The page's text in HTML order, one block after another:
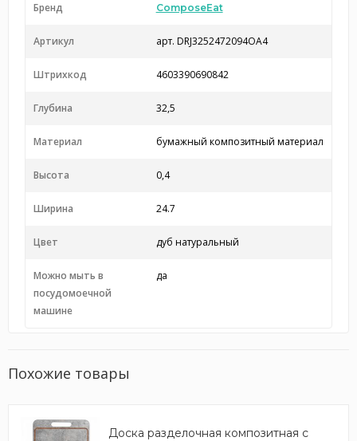
Бренд ComposeEat
Артикул арт. DRJ3252472094OA4
Штрихкод 4603390690842
Глубина 32,5
Материал бумажный композитный материал
Высота 0,4
Ширина 24.7
Цвет дуб натуральный
Можно мыть в
посудомоечной
машине
да
Похожие товары
Доска разделочная композитная с